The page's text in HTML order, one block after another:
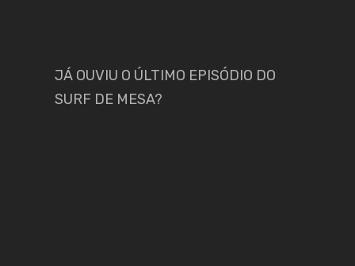
JÁ OUVIU O ÚLTIMO EPISÓDIO DO
SURF DE MESA?